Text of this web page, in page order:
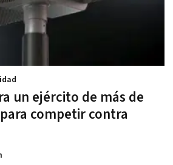
un ejército de más de
competir contra